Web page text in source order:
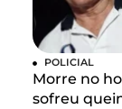
POLICIAL
Morre no
sofreu